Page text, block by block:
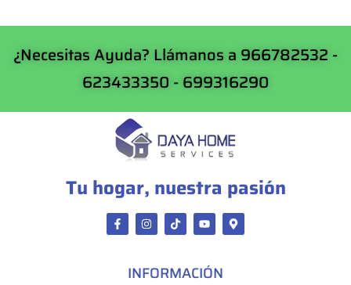
¿Necesitas Ayuda? Llámanos a 966782532 -
623433350 - 699316290
Tu hogar, nuestra pasión
INFORMACIÓN